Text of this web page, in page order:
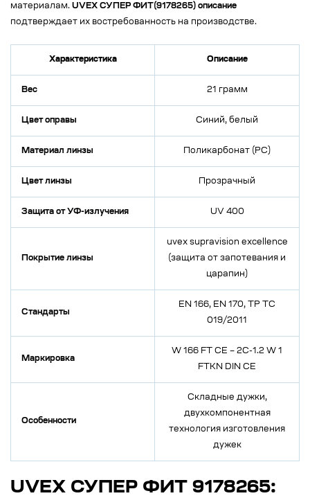
материалам. UVEX СУПЕР ФИТ(9178265) описание
подтверждает их востребованность на производстве.
Характеристика Описание
Вес 21 грамм
Цвет оправы Синий, белый
Материал линзы Поликарбонат (PC)
Цвет линзы Прозрачный
Защита от УФ-излучения UV 400
Покрытие линзы
uvex supravision excellence
(защита от запотевания и
царапин)
Стандарты
EN 166, EN 170, ТР ТС
019/2011
Маркировка
W 166 FT CE – 2C-1.2 W 1
FTKN DIN CE
Особенности
Складные дужки,
двухкомпонентная
технология изготовления
дужек
UVEX СУПЕР ФИТ 9178265: